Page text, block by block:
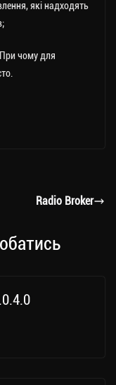
які надходять
При чому для
Radio Broker